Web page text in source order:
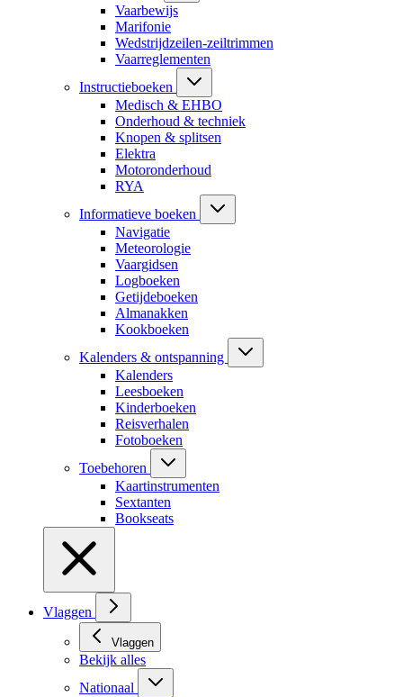
Vaarbewijs
Marifonie
Wedstrijdzeilen-zeiltrimmen
Vaarreglementen
Instructieboeken
Medisch & EHBO
Onderhoud & techniek
Knopen & splitsen
Elektra
Motoronderhoud
RYA
Informatieve boeken
Navigatie
Meteorologie
Vaargidsen
Logboeken
Getijdeboeken
Almanakken
Kookboeken
Kalenders & ontspanning
Kalenders
Leesboeken
Kinderboeken
Reisverhalen
Fotoboeken
Toebehoren
Kaartinstrumenten
Sextanten
Bookseats
Vlaggen
Vlaggen
Bekijk alles
Nationaal